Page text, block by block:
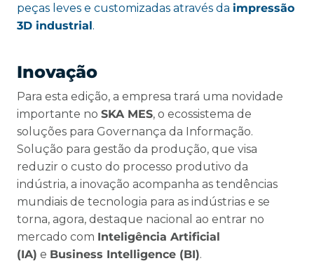
peças leves e customizadas através da impressão
3D industrial.
Inovação
Para esta edição, a empresa trará uma novidade
importante no SKA MES, o ecossistema de
soluções para Governança da Informação.
Solução para gestão da produção, que visa
reduzir o custo do processo produtivo da
indústria, a inovação acompanha as tendências
mundiais de tecnologia para as indústrias e se
torna, agora, destaque nacional ao entrar no
mercado com Inteligência Artificial
(IA) e Business Intelligence (BI).